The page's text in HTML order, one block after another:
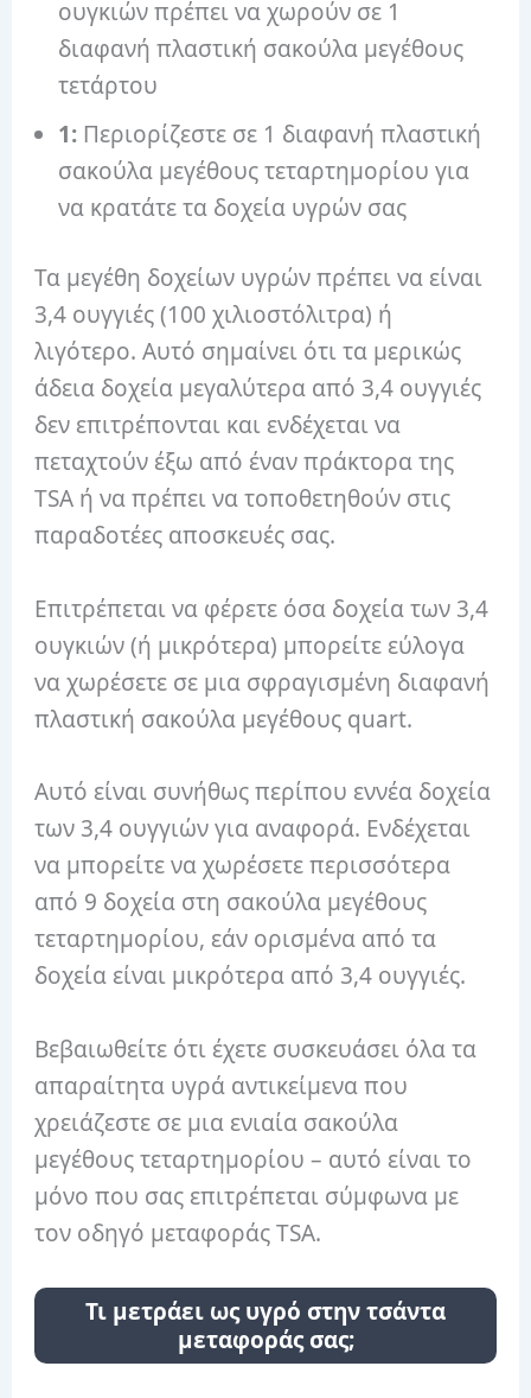
ουγκιών πρέπει να χωρούν σε 1
διαφανή πλαστική σακούλα μεγέθους
τετάρτου
1: Περιορίζεστε σε 1 διαφανή πλαστική
σακούλα μεγέθους τεταρτημορίου για
να κρατάτε τα δοχεία υγρών σας
Τα μεγέθη δοχείων υγρών πρέπει να είναι
3,4 ουγγιές (100 χιλιοστόλιτρα) ή
λιγότερο. Αυτό σημαίνει ότι τα μερικώς
άδεια δοχεία μεγαλύτερα από 3,4 ουγγιές
δεν επιτρέπονται και ενδέχεται να
πεταχτούν έξω από έναν πράκτορα της
TSA ή να πρέπει να τοποθετηθούν στις
παραδοτέες αποσκευές σας.
Επιτρέπεται να φέρετε όσα δοχεία των 3,4
ουγκιών (ή μικρότερα) μπορείτε εύλογα
να χωρέσετε σε μια σφραγισμένη διαφανή
πλαστική σακούλα μεγέθους quart.
Αυτό είναι συνήθως περίπου εννέα δοχεία
των 3,4 ουγγιών για αναφορά. Ενδέχεται
να μπορείτε να χωρέσετε περισσότερα
από 9 δοχεία στη σακούλα μεγέθους
τεταρτημορίου, εάν ορισμένα από τα
δοχεία είναι μικρότερα από 3,4 ουγγιές.
Βεβαιωθείτε ότι έχετε συσκευάσει όλα τα
απαραίτητα υγρά αντικείμενα που
χρειάζεστε σε μια ενιαία σακούλα
μεγέθους τεταρτημορίου – αυτό είναι το
μόνο που σας επιτρέπεται σύμφωνα με
τον οδηγό μεταφοράς TSA.
Τι μετράει ως υγρό στην τσάντα
μεταφοράς σας;